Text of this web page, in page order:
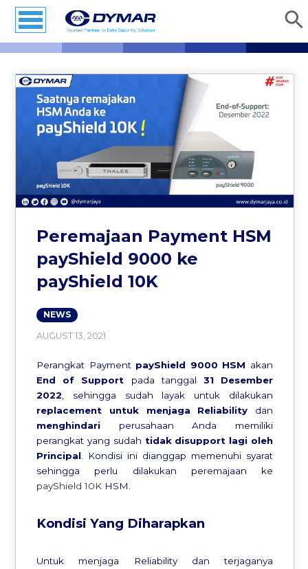
Peremajaan Payment HSM
payShield 9000 ke
payShield 10K
NEWS
AUGUST 13, 2021
Perangkat Payment payShield 9000 HSM akan
End of Support pada tanggal 31 Desember
2022 , sehingga sudah layak untuk dilakukan
replacement untuk menjaga Reliability dan
menghindari perusahaan Anda memiliki
perangkat yang sudah tidak disupport lagi oleh
Principal . Kondisi ini dianggap memenuhi syarat
sehingga perlu dilakukan peremajaan ke
payShield 10K HSM.
Kondisi Yang Diharapkan
Untuk menjaga Reliability dan terjaganya